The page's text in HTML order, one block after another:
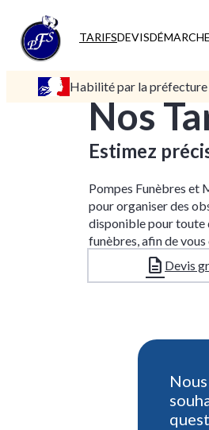
TARIFSDEVIS
Habilité par la préfecture
Nos
Estimez
Pompes Funèbres et
pour organiser des
disponible pour toute
funèbres, afin de
Devis